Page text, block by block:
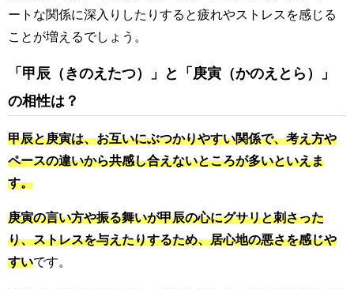
ートな関係に深入りしたりすると疲れやストレスを感じる
ことが増えるでしょう。
「甲辰（きのえたつ）」と「庚寅（かのえとら）」
の相性は？
甲辰と庚寅は、お互いにぶつかりやすい関係で、考え方や
ペースの違いから共感し合えないところが多いといえま
す。
庚寅の言い方や振る舞いが甲辰の心にグサリと刺さった
り、ストレスを与えたりするため、居心地の悪さを感じや
すいです。